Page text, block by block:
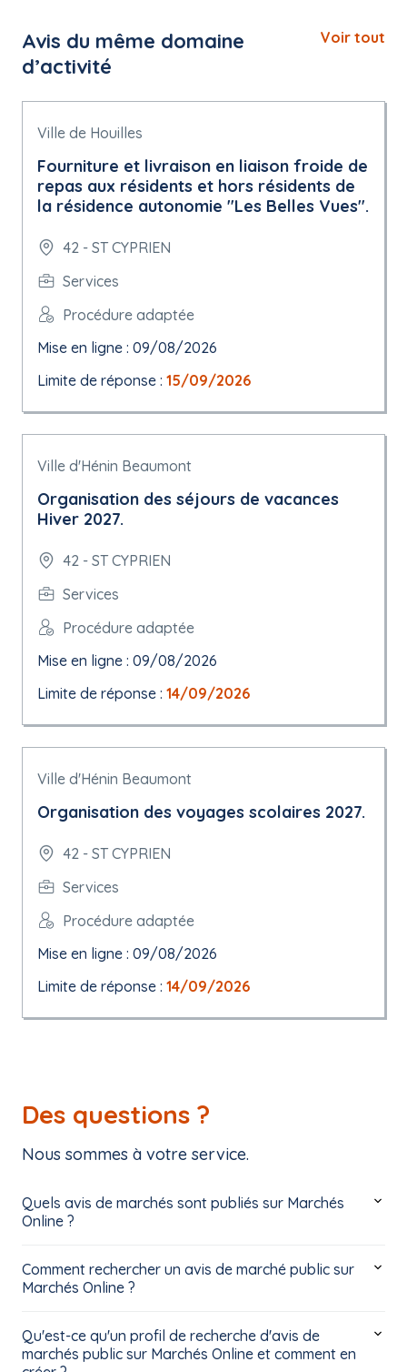
Avis du même domaine
d’activité
Voir tout
Ville de Houilles
Fourniture et livraison en liaison froide de
repas aux résidents et hors résidents de
la résidence autonomie "Les Belles Vues".
42 - ST CYPRIEN
Services
Procédure adaptée
Mise en ligne : 09/08/2026
Limite de réponse : 15/09/2026
Ville d'Hénin Beaumont
Organisation des séjours de vacances
Hiver 2027.
42 - ST CYPRIEN
Services
Procédure adaptée
Mise en ligne : 09/08/2026
Limite de réponse : 14/09/2026
Ville d'Hénin Beaumont
Organisation des voyages scolaires 2027.
42 - ST CYPRIEN
Services
Procédure adaptée
Mise en ligne : 09/08/2026
Limite de réponse : 14/09/2026
Des questions ?
Nous sommes à votre service.
Quels avis de marchés sont publiés sur Marchés
Online ?
Comment rechercher un avis de marché public sur
Marchés Online ?
Qu'est-ce qu'un profil de recherche d'avis de
marchés public sur Marchés Online et comment en